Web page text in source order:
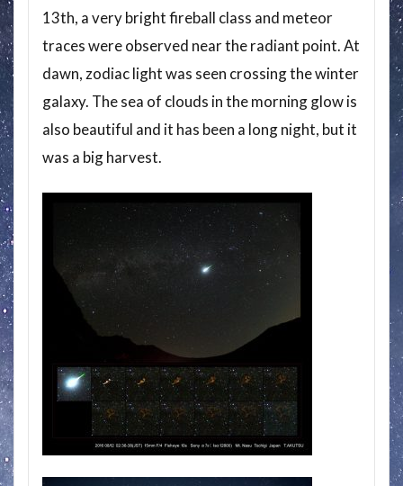
13th, a very bright fireball class and meteor
traces were observed near the radiant point. At
dawn, zodiac light was seen crossing the winter
galaxy. The sea of clouds in the morning glow is
also beautiful and it has been a long night, but it
was a big harvest.